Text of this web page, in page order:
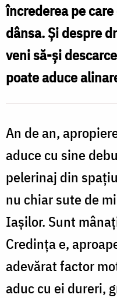
Oana
Nechifor
încrederea pe
dânsa. Și despre
veni să-și
poate aduce
An de an,
aduce cu sine
pelerinaj din
nu chiar sute de
Iașilor. Sunt
Credința e,
adevărat factor
aduc cu ei dureri,